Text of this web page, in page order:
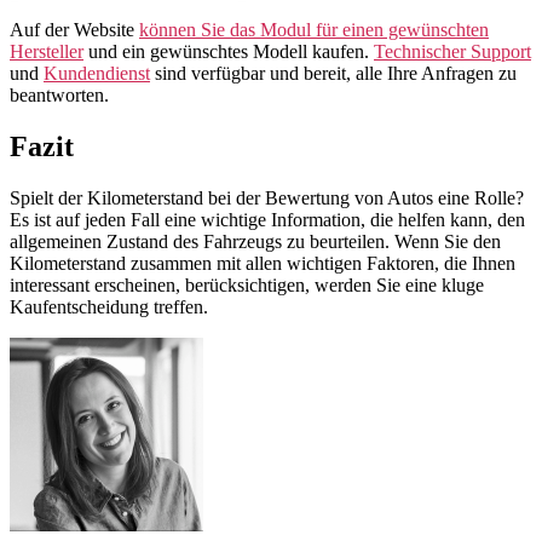
Auf der Website können Sie das Modul für einen gewünschten
Herstellerund ein gewünschtes Modell kaufen. Technischer Support
und Kundendienst sind verfügbar und bereit, alle Ihre Anfragen zu
beantworten.
Fazit
Spielt der Kilometerstand bei der Bewertung von Autos eine Rolle?
Es ist auf jeden Fall eine wichtige Information, die helfen kann, den
allgemeinen Zustand des Fahrzeugs zu beurteilen. Wenn Sie den
Kilometerstand zusammen mit allen wichtigen Faktoren, die Ihnen
interessant erscheinen, berücksichtigen, werden Sie eine kluge
Kaufentscheidung treffen.